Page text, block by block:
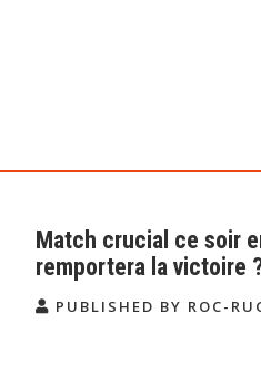
Match crucial ce soir
remportera la victoire ?
PUBLISHED BY ROC-